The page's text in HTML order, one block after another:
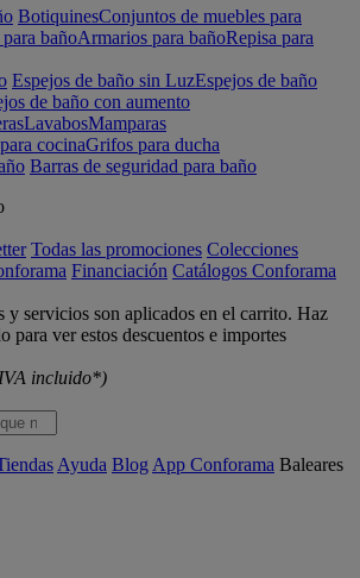
BotiquinesConjuntos de muebles para
bañoArmarios para bañoRepisa para
Espejos de baño sin LuzEspejos de baño
de baño con aumento
LavabosMamparas
cocinaGrifos para ducha
Barras de seguridad para baño
Todas las promociones Colecciones
Financiación Catálogos Conforama
y servicios son aplicados en el carrito. Haz
para ver estos descuentos e importes
incluido*)
Ayuda Blog App Conforama Baleares